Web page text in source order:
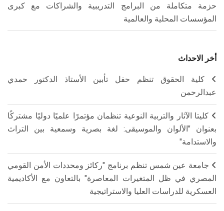
حزمة متكاملة من البرامج التدريبية والشراكات مع كبرى
المؤسسات المحلية والعالمية
أخر الاحداث
كلية الحقوق تنظم حفل تأبين الأستاذ الدكتور حمدي
عبدالرحمن
كليتا الآثار والتربية النوعية تنظمان مؤتمرًا علميًا دوليًا مشتركًا
بعنوان "الألوان والموسيقى: لغة بصرية وسمعية بين التراث
والاستدامة"
جامعة عين شمس تنظم برنامج "ركائز ومحددات الأمن القومي
المصري في ظل المتغيرات المعاصرة" بالتعاون مع الأكاديمية
العسكرية للدراسات العليا والاستراتيجية